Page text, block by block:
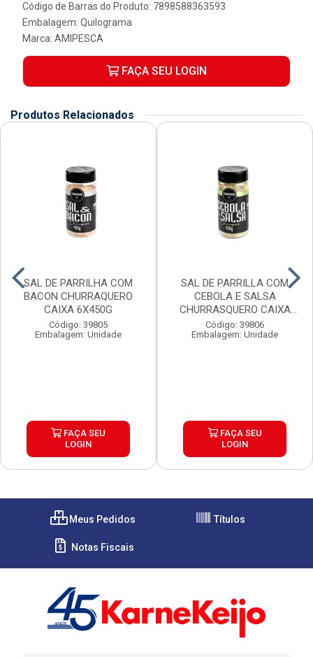
Código de Barras do Produto: 7898588363593
Embalagem: Quilograma
Marca: AMIPESCA
FAÇA SEU LOGIN
Produtos Relacionados
SAL DE PARRILHA COM
BACON CHURRAQUERO
CAIXA 6X450G
Código: 39805
Embalagem: Unidade
FAÇA SEU
LOGIN
SAL DE PARRILLA COM
CEBOLA E SALSA
CHURRASQUERO CAIXA
6X450G
Código: 39806
Embalagem: Unidade
FAÇA SEU
LOGIN
Meus Pedidos Títulos
Notas Fiscais